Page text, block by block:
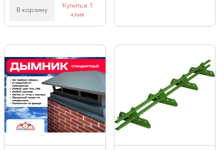
В корзину
Купить в 1
клик